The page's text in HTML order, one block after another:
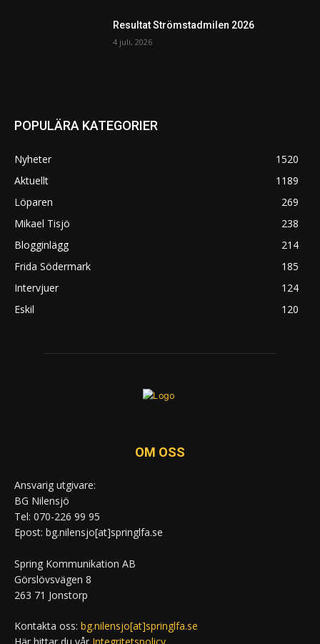
Resultat Strömstadmilen 2026
4 juli, 2026
POPULÄRA KATEGORIER
Nyheter
1520
Aktuellt
1189
Löparen
269
Mikael Tisjö
238
Blogginlägg
214
Frida Södermark
185
Intervjuer
124
Eskil
120
OM OSS
Ansvarig utgivare:
BG Nilensjö
Tel: 070-226 99 95
Epost: bg.nilensjo[at]springlfa.se
Spring Kommunikation AB
Görslövsvägen 8
263 71 Jonstorp
Kontakta oss: bg.nilensjo[at]springlfa.se